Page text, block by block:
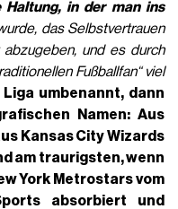
Haltung, in der man ins
das Selbstvertrauen
und es durch
Fußballfan“ viel
umbenannt, dann
Namen: Aus
Kansas City Wizards
am traurigsten, wenn
York Metrostars vom
absorbiert und